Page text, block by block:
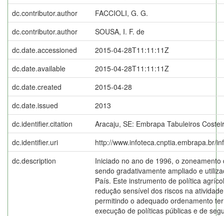
dc.contributor.author
FACCIOLI, G. G.
dc.contributor.author
SOUSA, I. F. de
dc.date.accessioned
2015-04-28T11:11:11Z
dc.date.available
2015-04-28T11:11:11Z
dc.date.created
2015-04-28
dc.date.issued
2013
dc.identifier.citation
Aracaju, SE: Embrapa Tabuleiros
dc.identifier.uri
http://www.infoteca.cnptia.embrapa.br/
dc.description
Iniciado no ano de 1996, o
sendo gradativamente ampliado e
País. Este instrumento de política
redução sensível dos riscos na
permitindo o adequado ordenamento
execução de políticas públicas e de